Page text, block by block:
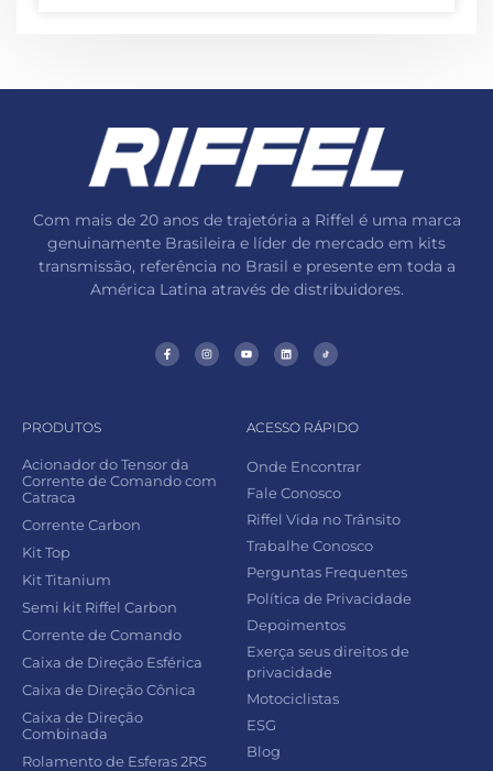
Com mais de 20 anos de trajetória a Riffel é uma marca
genuinamente Brasileira e líder de mercado em kits
transmissão, referência no Brasil e presente em toda a
América Latina através de distribuidores.
PRODUTOS
Acionador do Tensor da
Corrente de Comando com
Catraca
Corrente Carbon
Kit Top
Kit Titanium
Semi kit Riffel Carbon
Corrente de Comando
Caixa de Direção Esférica
Caixa de Direção Cônica
Caixa de Direção
Combinada
Rolamento de Esferas 2RS
ACESSO RÁPIDO
Onde Encontrar
Fale Conosco
Riffel Vida no Trânsito
Trabalhe Conosco
Perguntas Frequentes
Política de Privacidade
Depoimentos
Exerça seus direitos de
privacidade
Motociclistas
ESG
Blog